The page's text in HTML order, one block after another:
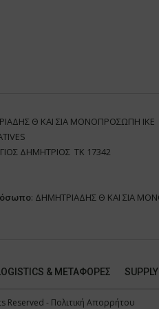
Θ ΚΑΙ ΣΙΑ ΜΟΝΟΠΡΟΣΩΠΗ ΙΚΕ
ΔΗΜΗΤΡΙΟΣ ΤΚ 17342
: ΔΗΜΗΤΡΙΑΔΗΣ Θ ΚΑΙ ΣΙΑ
& ΜΕΤΑΦΟΡΕΣ
Reserved - Πολιτική Απορρήτου